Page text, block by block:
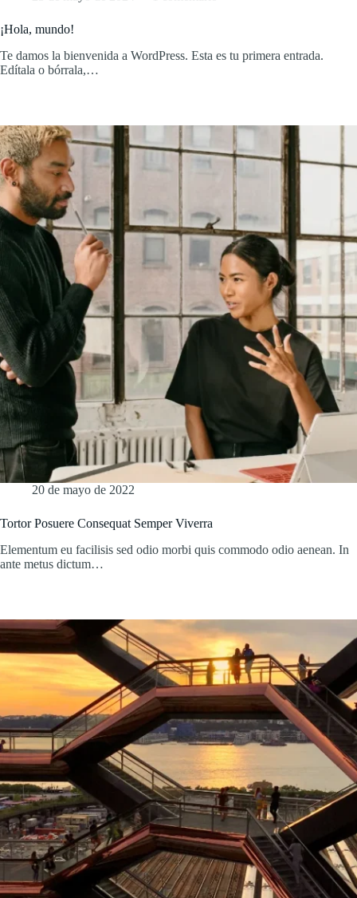
¡Hola, mundo!
Te damos la bienvenida a WordPress. Esta es tu primera entrada.
Edítala o bórrala,…
20 de mayo de 2022
Tortor Posuere Consequat Semper Viverra
Elementum eu facilisis sed odio morbi quis commodo odio aenean. In
ante metus dictum…